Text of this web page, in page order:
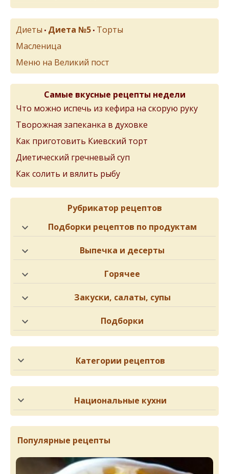
Диеты • Диета №5 • Торты
Масленица
Меню на Великий пост
Самые вкусные рецепты недели
Что можно испечь из кефира на скорую руку
Творожная запеканка в духовке
Как приготовить Киевский торт
Диетический гречневый суп
Как солить и вялить рыбу
Рубрикатор рецептов
Подборки рецептов по продуктам
Выпечка и десерты
Горячее
Закуски, салаты, супы
Подборки
Категории рецептов
Национальные кухни
Популярные рецепты